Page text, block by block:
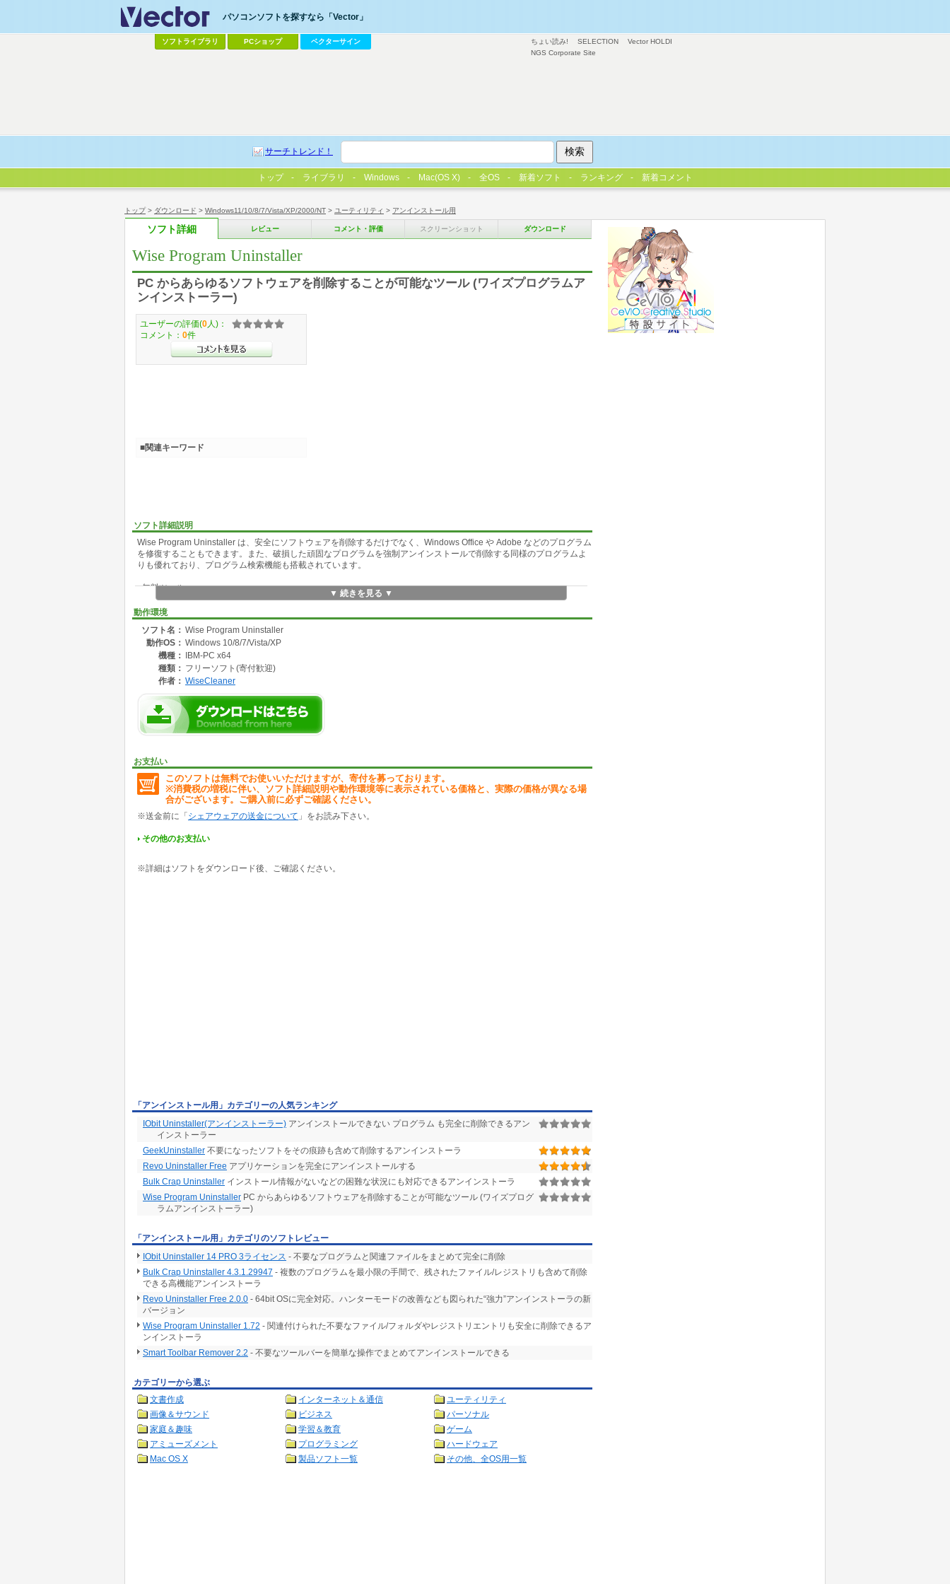
トップ> ダウンロード > Windows11/10/8/7/Vista/XP/2000/NT > ユーティリティ > アンインストール用
ソフト詳細 レビュー コメント・評価 スクリーンショット ダウンロード
Wise Program Uninstaller
PC からあらゆるソフトウェアを削除することが可能なツール (ワイズプログラムア
ンインストーラー)
ソフト詳細説明
Wise Program Uninstaller は、安全にソフトウェアを削除するだけでなく、Windows Office や Adobe などのプログラム
を修復することもできます。また、破損した頑固なプログラムを強制アンインストールで削除する同様のプログラムよ
りも優れており、プログラム検索機能も搭載されています。
■無料ツール
Wise Program Uninstaller は無料ソフトウェアです。全機能を無料で使用でき、アップデートできます。
■Windows 8 に対応
Wise Program Uninstaller は、Windows 8(32ビットと64ビットの両方)で何度もテストされているため、最新の OS で
も利用することができます。
■徹底的に完全削除
Wise Program Uninstaller は、不要なプログラムのをアンインストールした後に、アンインストールされたプログラム
ログラムとの比較によって確認されています。
■通常アンインストールできないものも強制アンインストール
通常のアンインストールやセーフアンインストールで削除できない頑固なプログラムは厄介なものです。Windows Prog
■プログラム修復機能を追加
Wise Program Uninstaller は、対応プログラムのインストールの修復が可能です。
▼ 続きを見る ▼
動作環境
ソフト名： Wise Program Uninstaller
動作OS： Windows 10/8/7/Vista/XP
機種：
IBM-PC x64
種類： フリーソフト(寄付歓迎)
作者： WiseCleaner
お支払い
このソフトは無料でお使いいただけますが、寄付を募っております。
※消費税の増税に伴い、ソフト詳細説明や動作環境等に表示されている価格と、実際の価格が異なる場
合がございます。ご購入前に必ずご確認ください。
※送金前に「 シェアウェアの送金について 」をお読み下さい。
その他のお支払い
※詳細はソフトをダウンロード後、ご確認ください。
ユーザーの評価(0 人)：
コメント： 0件
■関連キーワード
「アンインストール用」カテゴリーの人気ランキング
IObit Uninstaller(アンインストーラー) アンインストールできない プログラム も完全に削除できるアン
インストーラー
GeekUninstaller 不要になったソフトをその痕跡も含めて削除するアンインストーラ
Revo Uninstaller Free アプリケーションを完全にアンインストールする
Bulk Crap Uninstaller インストール情報がないなどの困難な状況にも対応できるアンインストーラ
Wise Program Uninstaller PC からあらゆるソフトウェアを削除することが可能なツール (ワイズプログ
ラムアンインストーラー)
「アンインストール用」カテゴリのソフトレビュー
IObit Uninstaller 14 PRO 3ライセンス - 不要なプログラムと関連ファイルをまとめて完全に削除
Bulk Crap Uninstaller 4.3.1.29947 - 複数のプログラムを最小限の手間で、残されたファイル/レジストリも含めて削除
できる高機能アンインストーラ
Revo Uninstaller Free 2.0.0 - 64bit OSに完全対応。ハンターモードの改善なども図られた“強力”アンインストーラの新
バージョン
Wise Program Uninstaller 1.72 - 関連付けられた不要なファイル/フォルダやレジストリエントリも安全に削除できるア
ンインストーラ
Smart Toolbar Remover 2.2 - 不要なツールバーを簡単な操作でまとめてアンインストールできる
カテゴリーから選ぶ
文書作成
インターネット＆通信
ユーティリティ
画像＆サウンド
ビジネス
パーソナル
家庭＆趣味
学習＆教育
ゲーム
アミューズメント
プログラミング
ハードウェア
Mac OS X
製品ソフト一覧 その他、全OS用一覧
ちょい読み! SELECTION
Vector HOLDI
NGS Corporate Site
パソコンソフトを探すなら「Vector」
ソフトライブラリ PCショップ ベクターサイン
サーチトレンド！
トップ ライブラリ Windows Mac(OS X) 全OS 新着ソフト ランキング 新着コメント